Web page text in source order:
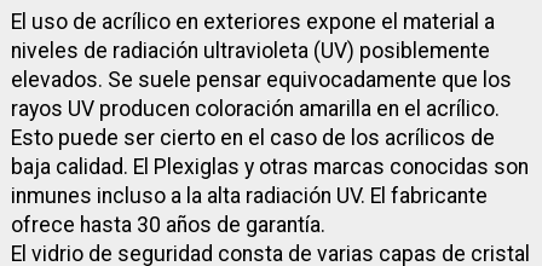
El uso de acrílico en exteriores expone el material a
niveles de radiación ultravioleta (UV) posiblemente
elevados. Se suele pensar equivocadamente que los
rayos UV producen coloración amarilla en el acrílico.
Esto puede ser cierto en el caso de los acrílicos de
baja calidad. El Plexiglas y otras marcas conocidas son
inmunes incluso a la alta radiación UV. El fabricante
ofrece hasta 30 años de garantía.
El vidrio de seguridad consta de varias capas de cristal